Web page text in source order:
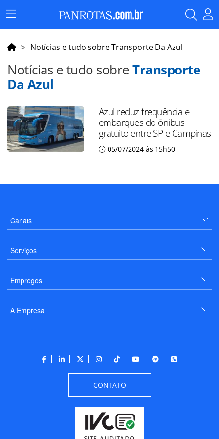
Menu
Principal
Notícias e tudo sobre Transporte Da Azul
Notícias e tudo sobreTransporte
Da Azul
Azul reduz frequência e
embarques do ônibus
gratuito entre SP e Campinas
05/07/2024 às 15h50
Canais
Serviços
Empregos
A Empresa
CONTATO